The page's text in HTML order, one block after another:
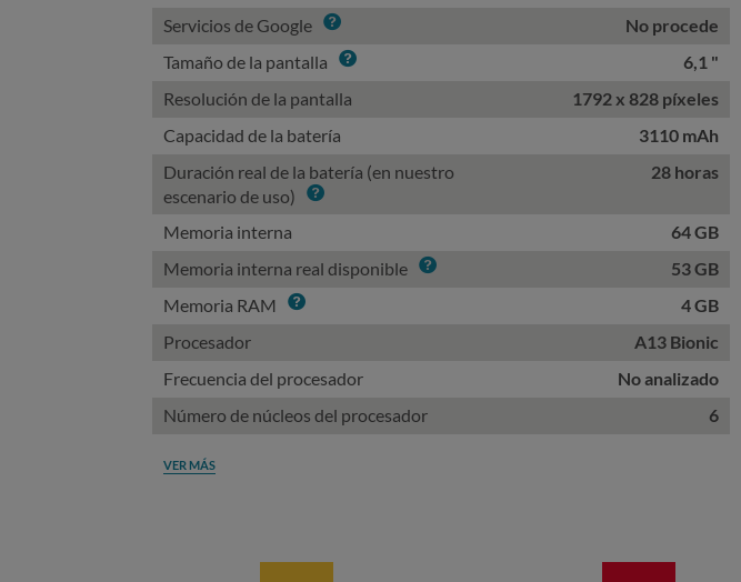
Servicios de Google Info
No procede
Tamaño de la pantalla Info
6,1 "
Resolución de la pantalla
1792 x 828 píxeles
Capacidad de la batería
3110 mAh
Duración real de la batería (en nuestro
escenario de uso) Info
28 horas
Memoria interna
64 GB
Memoria interna real disponible Info
53 GB
Memoria RAM Info
4 GB
Procesador
A13 Bionic
Frecuencia del procesador
No analizado
Número de núcleos del procesador
6
VER MÁS